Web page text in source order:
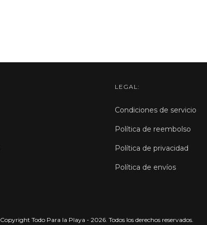
LEGAL:
Condiciones de servicio
Política de reembolso
Política de privacidad
Política de envíos
Copyright Todo Para la Playa - 2026. Todos los derechos reservados.